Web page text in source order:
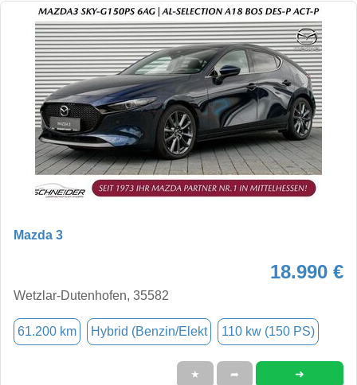
Mazda 3
18.990 €
Wetzlar-Dutenhofen, 35582
61.200 km Hybrid (Benzin/Elekt 110 kw (150 PS)
★ ➦ ➜